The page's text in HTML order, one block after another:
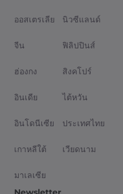
ออสเตรเลีย
จีน
ฮ่องกง
อินเดีย
อินโดนีเซีย
เกาหลีใต้
มาเลเซีย
นิวซีแลนด์
ฟิลิปปินส์
สิงคโปร์
ไต้หวัน
ประเทศไทย
เวียดนาม